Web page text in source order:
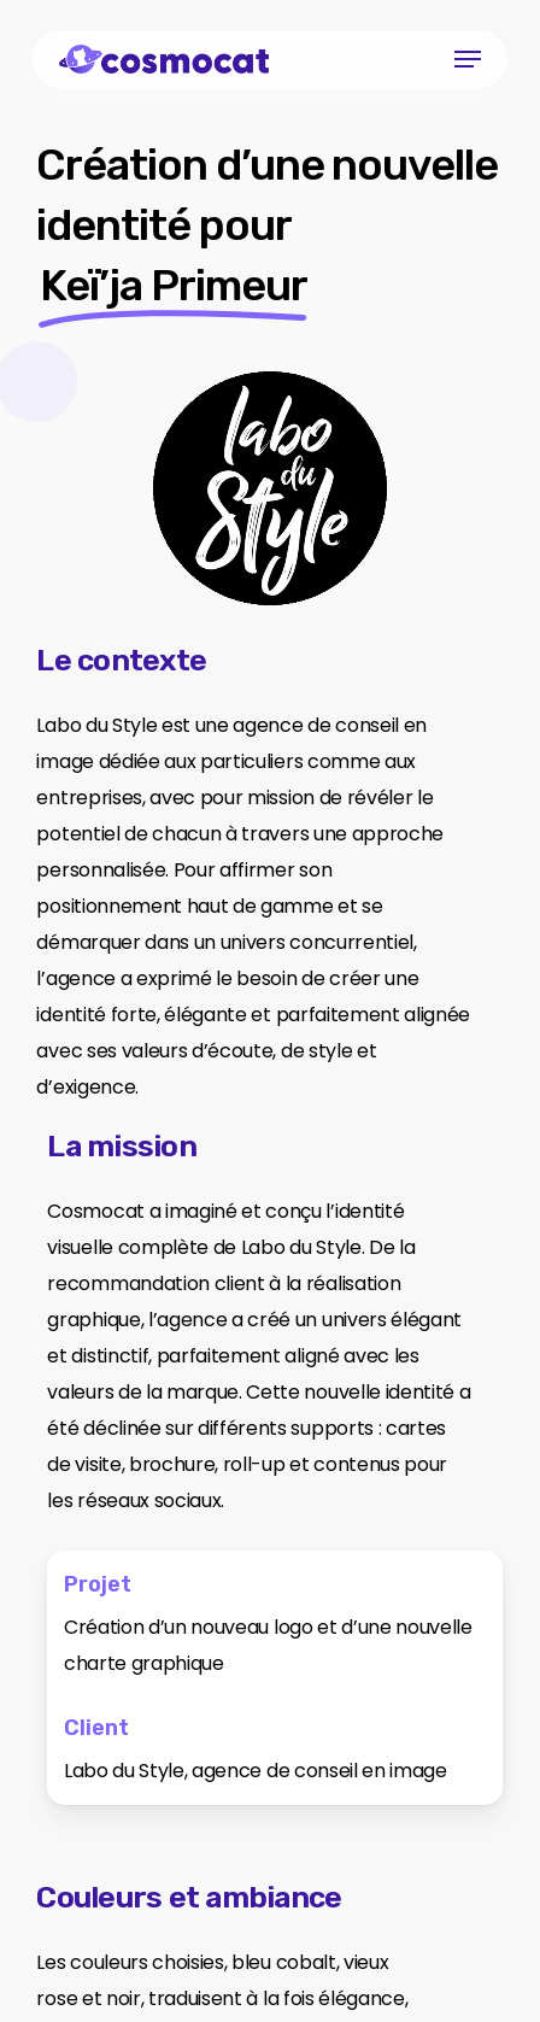
Menu
Création d’une nouvelle
identité pour
Keï’ja Primeur
Le contexte
Labo du Style est une agence de conseil en
image dédiée aux particuliers comme aux
entreprises, avec pour mission de révéler le
potentiel de chacun à travers une approche
personnalisée. Pour affirmer son
positionnement haut de gamme et se
démarquer dans un univers concurrentiel,
l’agence a exprimé le besoin de créer une
identité forte, élégante et parfaitement alignée
avec ses valeurs d’écoute, de style et
d’exigence.
La mission
Cosmocat a imaginé et conçu l’identité
visuelle complète de Labo du Style. De la
recommandation client à la réalisation
graphique, l’agence a créé un univers élégant
et distinctif, parfaitement aligné avec les
valeurs de la marque. Cette nouvelle identité a
été déclinée sur différents supports : cartes
de visite, brochure, roll-up et contenus pour
les réseaux sociaux.
Projet
Création d’un nouveau logo et d’une nouvelle
charte graphique
Client
Labo du Style, agence de conseil en image
Couleurs et ambiance
Les couleurs choisies, bleu cobalt, vieux
rose et noir, traduisent à la fois élégance,